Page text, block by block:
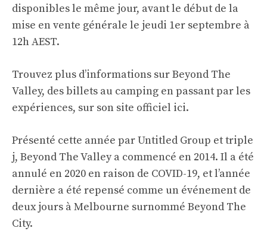
disponibles le même jour, avant le début de la
mise en vente générale le jeudi 1er septembre à
12h AEST.
Trouvez plus d’informations sur Beyond The
Valley, des billets au camping en passant par les
expériences, sur son site officiel ici.
Présenté cette année par Untitled Group et triple
j, Beyond The Valley a commencé en 2014. Il a été
annulé en 2020 en raison de COVID-19, et l’année
dernière a été repensé comme un événement de
deux jours à Melbourne surnommé Beyond The
City.